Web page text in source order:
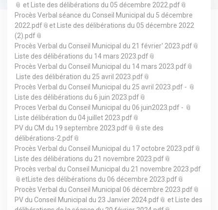
etListe des délibérations du 05 décembre 2022.pdf
Procès Verbal séance du Conseil Municipal du 5 décembre
2022.pdf
etListe des délibérations du 05 décembre 2022
(2).pdf
Procès Verbal du Conseil Municipal du 21 février' 2023.pdf
Liste des délibérations du 14 mars 2023.pdf
Procès Verbal du Conseil Municipal du 14 mars 2023.pdf
Liste des délibération du 25 avril 2023.pdf
Procès Verbal du Conseil Municipal du 25 avril 2023.pdf -
Liste des délibérations du 6 juin 2023.pdf
Proces Verbal du Conseil Municipal du 06 juin2023.pdf -
Liste délibération du 04 juillet 2023.pdf
PV du CM du 19 septembre 2023.pdf
ste des
délibérations-2.pdf
Procès Verbal du Conseil Municipal du 17 octobre 2023.pdf
Liste des délibérations du 21 novembre 2023.pdf
Procès verbal du Conseil Municipal du 21 novembre 2023.pdf
etListe des délibérations du 06 décembre 2023.pdf
Procès Verbal du Conseil Municipal 06 décembre 2023.pdf
PV du Conseil Municipal du 23 Janvier 2024.pdf
etListe des